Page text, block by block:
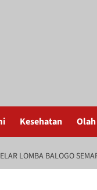
Kesehatan
LOMBA BALOGO